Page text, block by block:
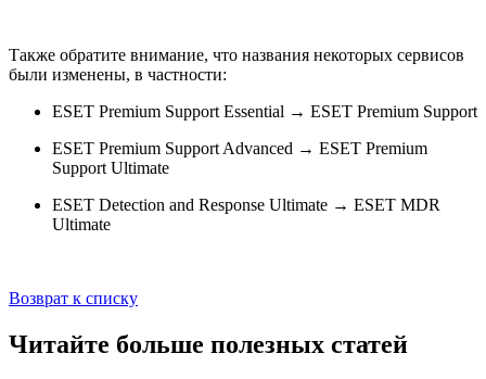
Также обратите внимание, что названия некоторых сервисов
были изменены, в частности:
ESET Premium Support Essential → ESET Premium Support
ESET Premium Support Advanced → ESET Premium
Support Ultimate
ESET Detection and Response Ultimate → ESET MDR
Ultimate
Возврат к списку
Читайте больше полезных статей